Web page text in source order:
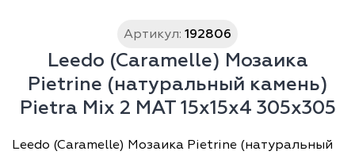
Артикул: 192806
Leedo (Caramelle) Мозаика
Pietrine (натуральный камень)
Pietra Mix 2 MAT 15x15х4 305x305
Leedo (Caramelle) Мозаика Pietrine (натуральный